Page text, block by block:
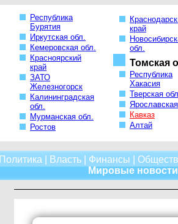
Республика
Бурятия
Иркутская обл.
Кемеровская обл.
Красноярский
край
ЗАТО
Железногорск
Калининградская
обл.
Мурманская обл.
Ростов
край
обл.
Томская
Республика
Хакасия
Тверская
Кавказ
Алтай
Политика Власть| Финансы
Мировые новости